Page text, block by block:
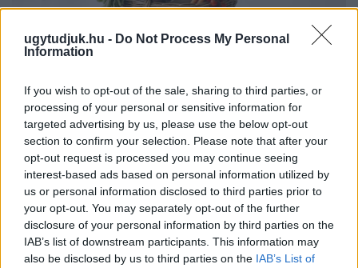
ugytudjuk.hu - Do Not Process My Personal
Information
If you wish to opt-out of the sale, sharing to third parties, or
processing of your personal or sensitive information for
targeted advertising by us, please use the below opt-out
section to confirm your selection. Please note that after your
opt-out request is processed you may continue seeing
interest-based ads based on personal information utilized by
us or personal information disclosed to third parties prior to
your opt-out. You may separately opt-out of the further
disclosure of your personal information by third parties on the
IAB’s list of downstream participants. This information may
also be disclosed by us to third parties on the IAB’s List of
EXTRA: A VÁSÁRCSARNOKBAN NYITJA ÚJ ÉVADÁT
A „Zenélő piac” című különleges koncerttel szeptember 7-én
rendhagyó helyszínen találkozhat a közönség a klasszikus
zenével.
Szólj hozzá!